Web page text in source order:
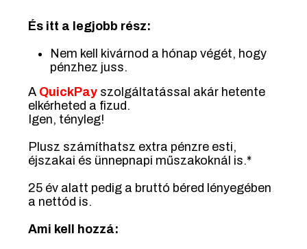
És itt a legjobb rész:
Nem kell kivárnod a hónap végét, hogy
pénzhez juss.
A QuickPay szolgáltatással akár hetente
elkérheted a fizud.
Igen, tényleg!
Plusz számíthatsz extra pénzre esti,
éjszakai és ünnepnapi műszakoknál is.*
25 év alatt pedig a bruttó béred lényegében
a nettód is.
Ami kell hozzá: